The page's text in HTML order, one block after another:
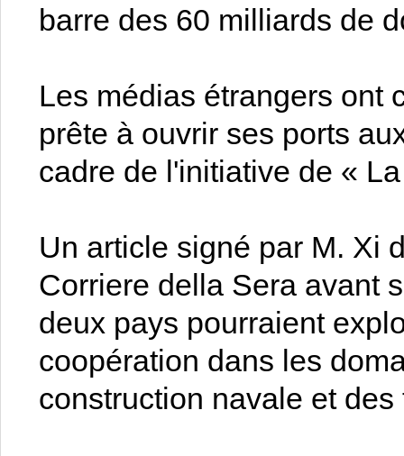
barre des 60 milliards de
Les médias étrangers ont
prête à ouvrir ses ports
cadre de l'initiative de «
Un article signé par M. Xi
Corriere della Sera avant
deux pays pourraient
coopération dans les
construction navale et des